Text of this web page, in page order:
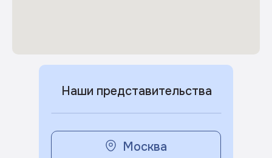
Наши представительства
Москва